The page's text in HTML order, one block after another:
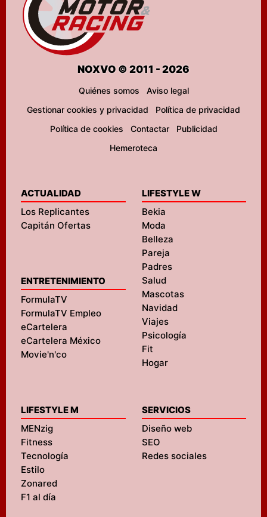
NOXVO © 2011 - 2026
Quiénes somos
Aviso legal
Gestionar cookies y privacidad
Política de privacidad
Política de cookies
Contactar
Publicidad
Hemeroteca
ACTUALIDAD
Los Replicantes
Capitán Ofertas
ENTRETENIMIENTO
FormulaTV
FormulaTV Empleo
eCartelera
eCartelera México
Movie'n'co
LIFESTYLE W
Bekia
Moda
Belleza
Pareja
Padres
Salud
Mascotas
Navidad
Viajes
Psicología
Fit
Hogar
LIFESTYLE M
MENzig
Fitness
Tecnología
Estilo
Zonared
F1 al día
SERVICIOS
Diseño web
SEO
Redes sociales